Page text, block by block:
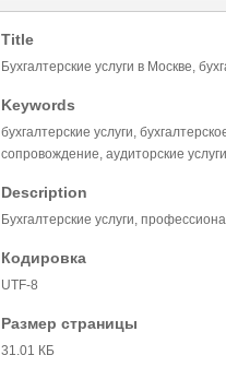
Title
Бухгалтерские услуги в Москве,
Keywords
бухгалтерские услуги,
сопровождение, аудиторские услуги
Description
Бухгалтерские услуги,
Кодировка
UTF-8
Размер страницы
31.01 КБ